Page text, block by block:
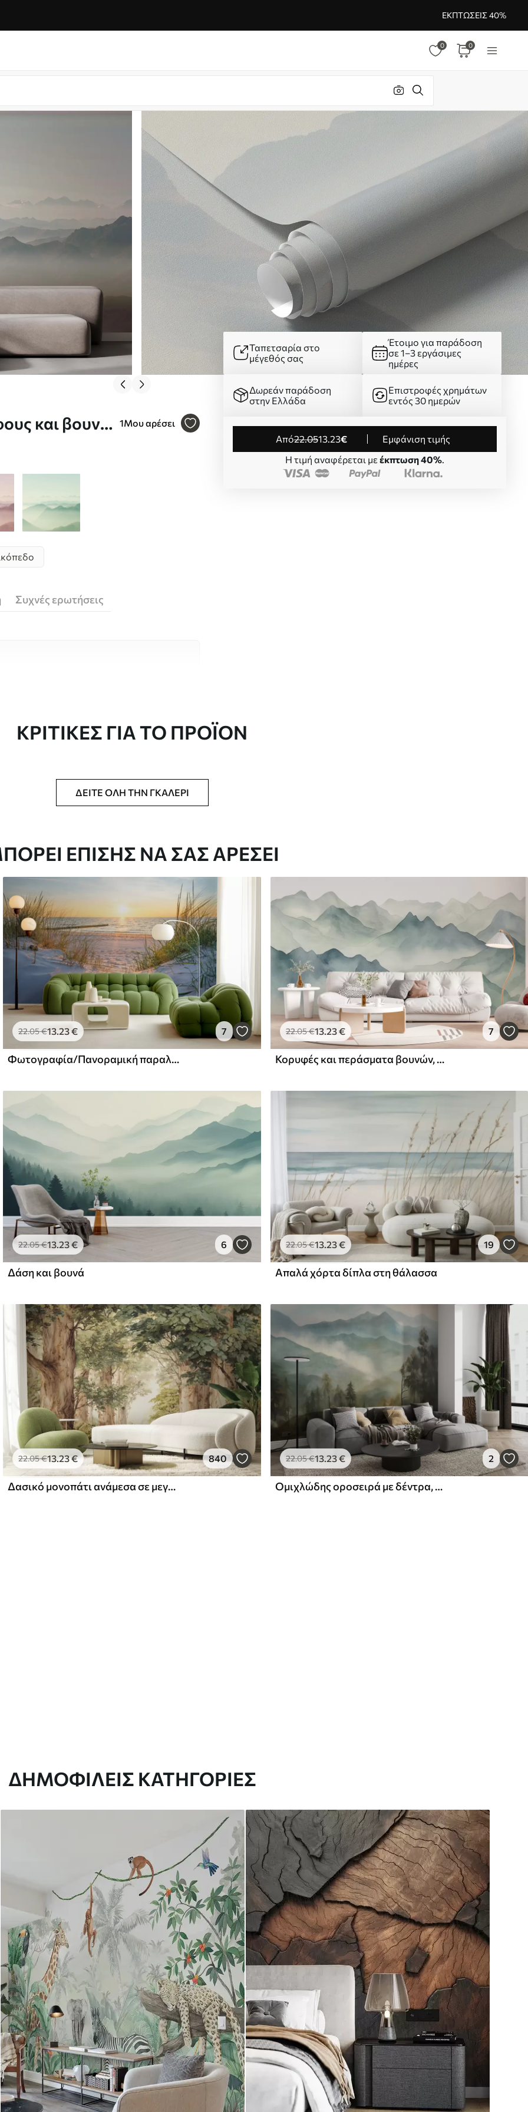
ΕΚΠΤΏΣΕΙΣ 40%
0 0
και βουνά
1Μου αρέσει
Ταπετσαρία στο
μέγεθός σας
Έτοιμο για παράδοση
σε 1–3 εργάσιμες
ημέρες
Δωρεάν παράδοση
στην Ελλάδα
Επιστροφές χρημάτων
εντός 30 ημερών
από22.0513.23€
Εμφάνιση τιμής
Η τιμή αναφέρεται με έκπτωση 40%.
Συχνές ερωτήσεις
έως 50 cm.
επίστρωση βερνικιού και/ή κόλλα
απαλά με ένα μαλακό σφουγγάρι.
να καθαριστούν με νερό.
34 € /m²
and Stick
ΚΡΙΤΙΚΈΣ ΓΙΑ ΤΟ ΠΡΟΪΌΝ
ΔΕΊΤΕ ΌΛΗ ΤΗΝ ΓΚΑΛΕΡΊ
ΕΠΊΣΗΣ ΝΑ ΣΑΣ ΑΡΈΣΕΙ
22.05€13 .23€ 7
Φωτογραφία/Πανοραμική παραλία Dunes με ηλιοβασίλεμα
22.05€13.23€ 7
Κορυφές και περάσματα βουνών, ακουαρέλα, τοπίο, τοπίο, μπλε, γκρι χρώμα
22.05€13.23€ 6
Δάση και βουνά
22.05€13.23€ 19
Απαλά χόρτα δίπλα στη θάλασσα
22.05€13.23€ 840
Δασικό μονοπάτι ανάμεσα σε μεγαλοπρεπή δέντρα σε στυλ ακουαρέλας
22.05€13.23€ 2
Ομιχλώδης οροσειρά με δέντρα, ομίχλη, συννεφιασμένο ουρανό, απαλά χρώματα, στυλ ζωγραφικής τοπίου
ΔΗΜΟΦΙΛΕΊΣ ΚΑΤΗΓΟΡΊΕΣ